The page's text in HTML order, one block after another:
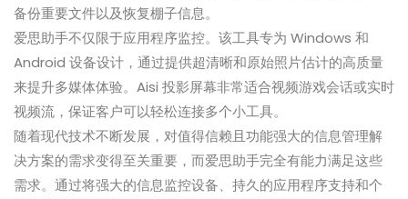
备份重要文件以及恢复棚子信息。
爱思助手不仅限于应用程序监控。该工具专为 Windows 和
Android 设备设计，通过提供超清晰和原始照片估计的高质量
来提升多媒体体验。Aisi 投影屏幕非常适合视频游戏会话或实时
视频流，保证客户可以轻松连接多个小工具。
随着现代技术不断发展，对值得信赖且功能强大的信息管理解
决方案的需求变得至关重要，而爱思助手完全有能力满足这些
需求。通过将强大的信息监控设备、持久的应用程序支持和个